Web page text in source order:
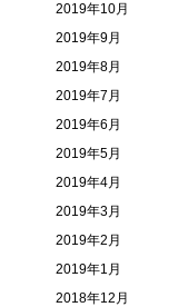
2019年10月
2019年9月
2019年8月
2019年7月
2019年6月
2019年5月
2019年4月
2019年3月
2019年2月
2019年1月
2018年12月